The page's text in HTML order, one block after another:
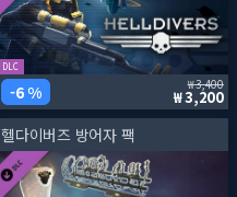
DLC
6 % 3,400
3,200
헬다이버즈 방어자 팩